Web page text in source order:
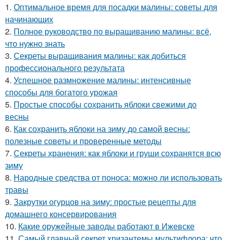
1. Оптимальное время для посадки малины: советы для
начинающих
2. Полное руководство по выращиванию малины: всё,
что нужно знать
3. Секреты выращивания малины: как добиться
профессионального результата
4. Успешное размножение малины: интенсивные
способы для богатого урожая
5. Простые способы сохранить яблоки свежими до
весны
6. Как сохранить яблоки на зиму до самой весны:
полезные советы и проверенные методы
7. Секреты хранения: как яблоки и груши сохранятся всю
зиму
8. Народные средства от поноса: можно ли использовать
травы
9. Закрутки огурцов на зиму: простые рецепты для
домашнего консервирования
10. Какие оружейные заводы работают в Ижевске